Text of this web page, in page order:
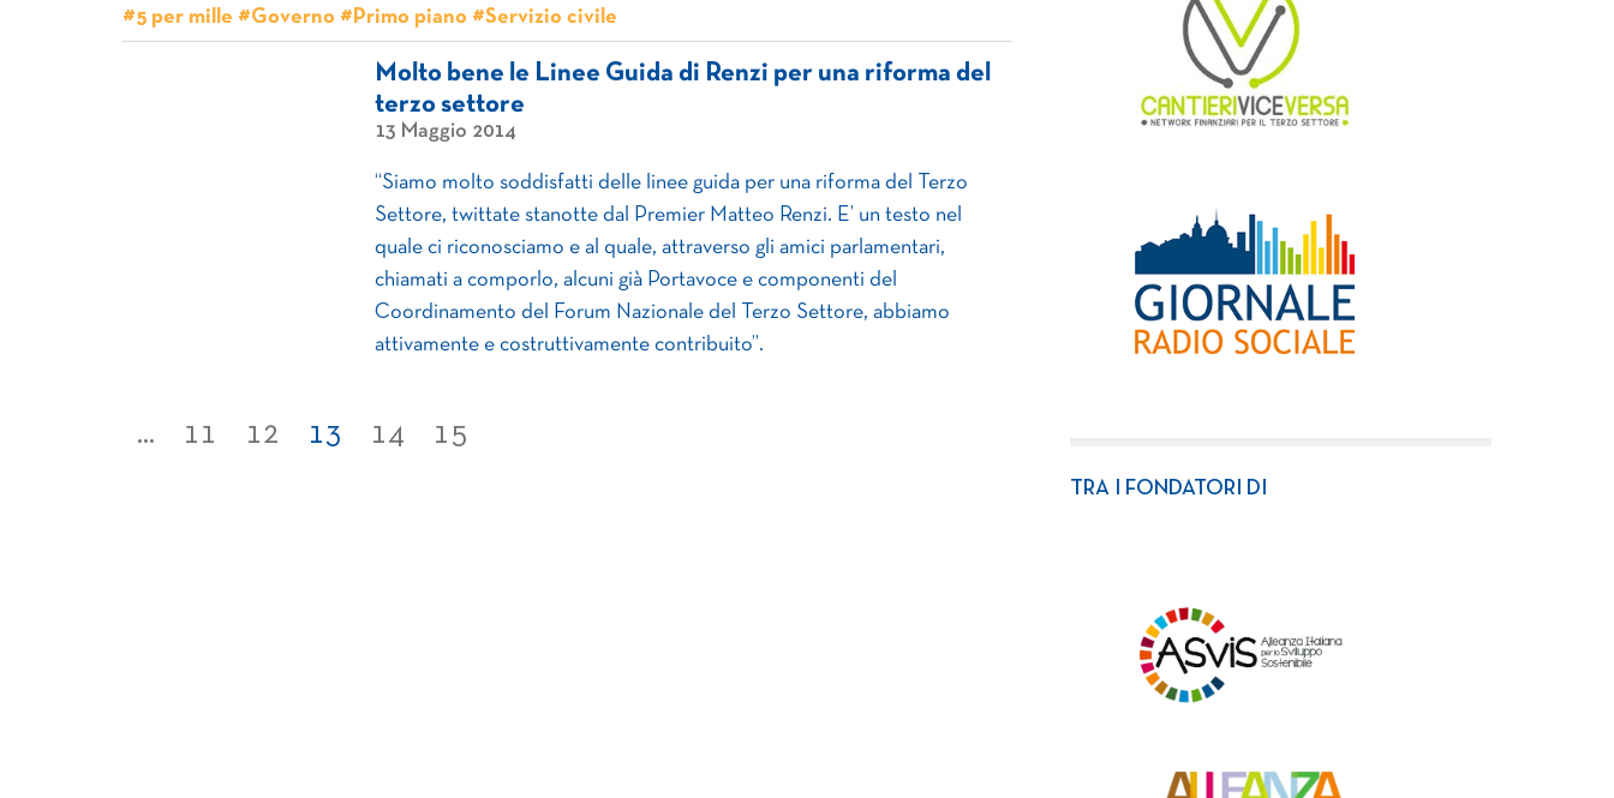
#5 per mille #Governo #Primo piano #Servizio civile
Molto bene le Linee Guida di Renzi per una riforma del
terzo settore
13 Maggio 2014
“Siamo molto soddisfatti delle linee guida per una riforma del Terzo
Settore, twittate stanotte dal Premier Matteo Renzi. E’ un testo nel
quale ci riconosciamo e al quale, attraverso gli amici parlamentari,
chiamati a comporlo, alcuni già Portavoce e componenti del
Coordinamento del Forum Nazionale del Terzo Settore, abbiamo
attivamente e costruttivamente contribuito”.
... 11 12 13 14 15
TRA I FONDATORI DI